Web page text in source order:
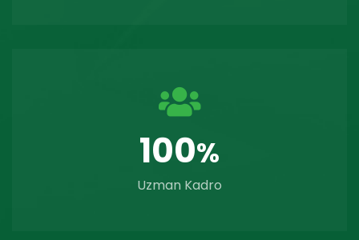
100%
Uzman Kadro